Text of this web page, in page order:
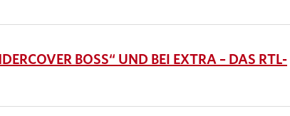
BOSS“ UND BEI EXTRA – DAS RTL-